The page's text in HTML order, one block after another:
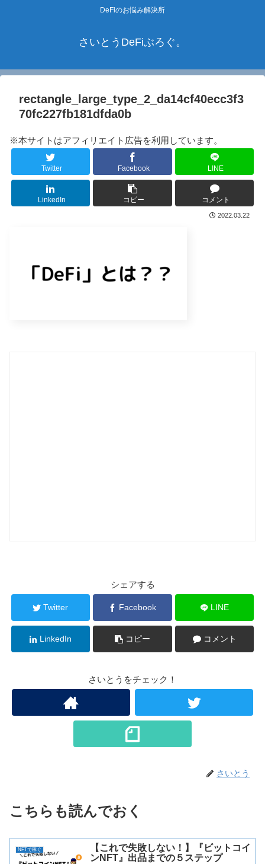
DeFiのお悩み解決所
さいとうDeFiぶろぐ。
rectangle_large_type_2_da14cf40ecc3f3
70fc227fb181dfda0b
※本サイトはアフィリエイト広告を利用しています。
Twitter Facebook LINE
LinkedIn コピー コメント
2022.03.22
シェアする
Twitter Facebook LINE
LinkedIn コピー コメント
さいとうをチェック！
さいとう
こちらも読んでおく
NFTで稼ぐ
【これで失敗しない！】『ビットコイ
ンNFT』出品までの５ステップ